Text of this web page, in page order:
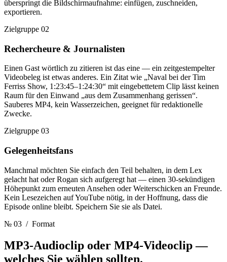
überspringt die Bildschirmaufnahme: einfügen, zuschneiden,
exportieren.
Zielgruppe 02
Rechercheure & Journalisten
Einen Gast wörtlich zu zitieren ist das eine — ein zeitgestempelter
Videobeleg ist etwas anderes. Ein Zitat wie „Naval bei der Tim
Ferriss Show, 1:23:45–1:24:30“ mit eingebettetem Clip lässt keinen
Raum für den Einwand „aus dem Zusammenhang gerissen“.
Sauberes MP4, kein Wasserzeichen, geeignet für redaktionelle
Zwecke.
Zielgruppe 03
Gelegenheitsfans
Manchmal möchten Sie einfach den Teil behalten, in dem Lex
gelacht hat oder Rogan sich aufgeregt hat — einen 30-sekündigen
Höhepunkt zum erneuten Ansehen oder Weiterschicken an Freunde.
Kein Lesezeichen auf YouTube nötig, in der Hoffnung, dass die
Episode online bleibt. Speichern Sie sie als Datei.
№ 03 / Format
MP3-Audioclip oder MP4-Videoclip—
welches Sie wählen sollten.